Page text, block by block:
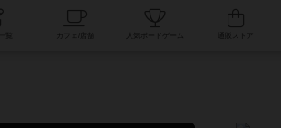
人気ボードゲーム